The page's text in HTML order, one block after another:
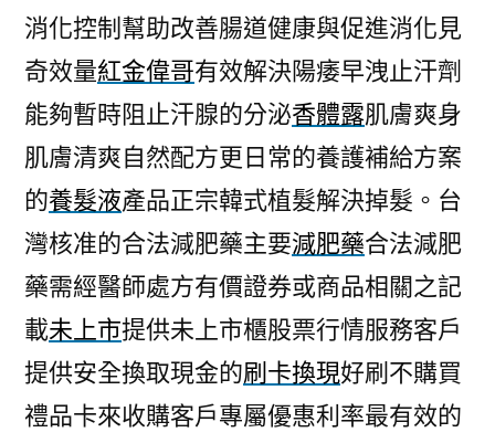
消化控制幫助改善腸道健康與促進消化見
奇效量紅金偉哥有效解決陽痿早洩止汗劑
能夠暫時阻止汗腺的分泌香體露肌膚爽身
肌膚清爽自然配方更日常的養護補給方案
的養髮液產品正宗韓式植髮解決掉髮。台
灣核准的合法減肥藥主要減肥藥合法減肥
藥需經醫師處方有價證券或商品相關之記
載未上市提供未上市櫃股票行情服務客戶
提供安全換取現金的刷卡換現好刷不購買
禮品卡來收購客戶專屬優惠利率最有效的